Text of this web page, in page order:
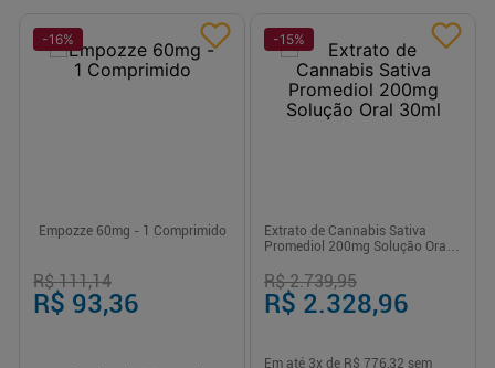
-16%
Empozze 60mg - 1 Comprimido
R$ 111,14
R$ 93,36
-15%
Extrato de Cannabis Sativa
Promediol 200mg Solução Oral
R$ 2.739,95
R$ 2.328,96
Em até 3x de R$ 776,32 sem